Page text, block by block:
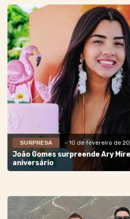
SURPRESA - 10 de fevereiro de
João Gomes surpreende Ary
aniversário